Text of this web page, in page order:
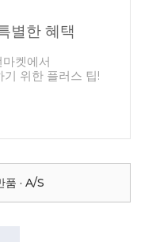
별한 혜택
켓에서
위한 플러스 팁!
품 · A/S